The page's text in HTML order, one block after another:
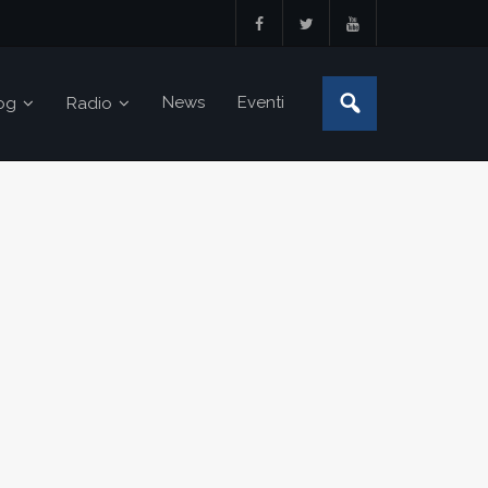
Radio News Eventi